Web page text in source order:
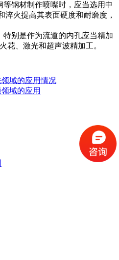
等钢材制作喷嘴时，应当选用中
淬火提高其表面硬度和耐磨度，
特别是作为流道的内孔应当精加
花、激光和超声波精加工。
域的应用情况
域的应用